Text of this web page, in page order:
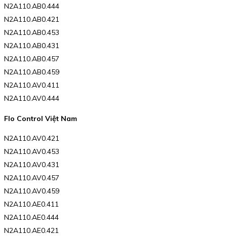
N2A110.AB0.444
N2A110.AB0.421
N2A110.AB0.453
N2A110.AB0.431
N2A110.AB0.457
N2A110.AB0.459
N2A110.AV0.411
N2A110.AV0.444
Flo Control Việt Nam
N2A110.AV0.421
N2A110.AV0.453
N2A110.AV0.431
N2A110.AV0.457
N2A110.AV0.459
N2A110.AE0.411
N2A110.AE0.444
N2A110.AE0.421